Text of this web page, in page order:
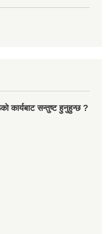
कार्यबाट सन्तुष्ट हुनुहुन्छ ?